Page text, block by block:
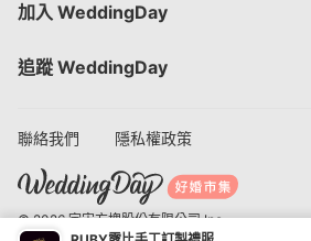
加入 WeddingDay
追蹤 WeddingDay
聯絡我們 隱私權政策
© 2026 宇宙方塊股份有限公司 Inc.